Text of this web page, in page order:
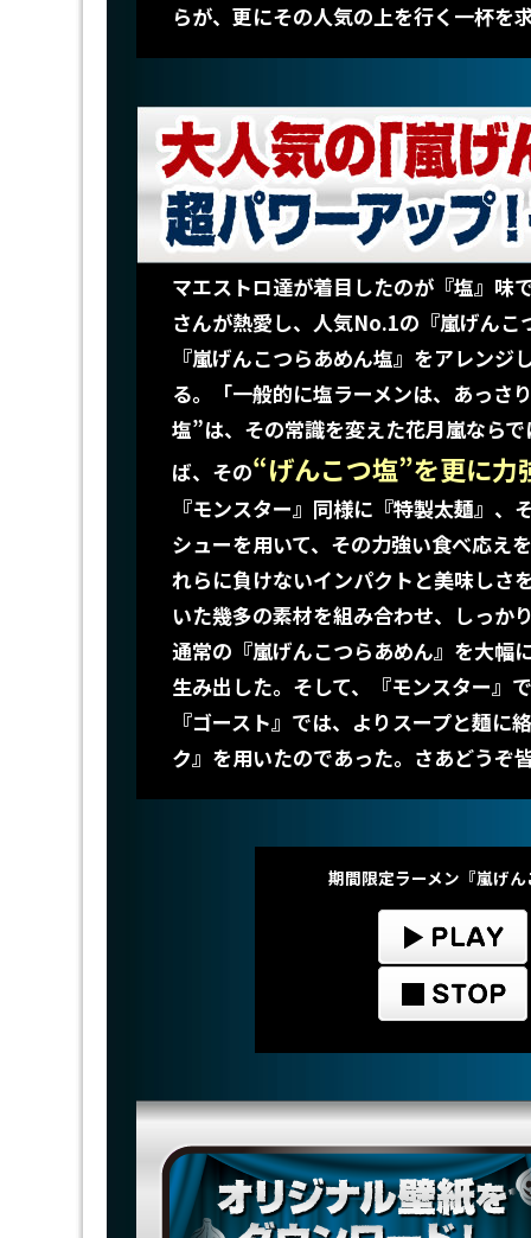
らが、更にその人気の上を行く一杯を
マエストロ達が着目したのが『塩』味
さんが熱愛し、人気No.1の『嵐げん
『嵐げんこつらあめん塩』をアレン
る。「一般的に塩ラーメンは、あっさ
塩”は、その常識を変えた花月嵐なら
ば、その“げんこつ塩”を更に力
『モンスター』同様に『特製太麺』
シューを用いて、その力強い食べ応え
れらに負けないインパクトと美味しさ
いた幾多の素材を組み合わせ、しっか
通常の『嵐げんこつらあめん』を大幅
生み出した。そして、『モンスター』
『ゴースト』では、よりスープと麺
ク』を用いたのであった。さあどうぞ
期間限定ラーメン『嵐げ